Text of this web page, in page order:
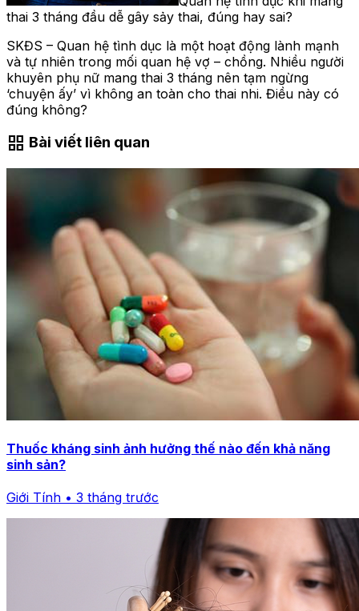
thai 3 tháng đầu dễ gây sảy thai, đúng hay sai?
SKĐS – Quan hệ tình dục là một hoạt động lành mạnh
và tự nhiên trong mối quan hệ vợ – chồng. Nhiều người
khuyên phụ nữ mang thai 3 tháng nên tạm ngừng
‘chuyện ấy’ vì không an toàn cho thai nhi. Điều này có
đúng không?
grid_view Bài viết liên quan
Thuốc kháng sinh ảnh hưởng thế nào đến khả năng
sinh sản?
Giới Tính • 3 tháng trước